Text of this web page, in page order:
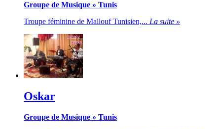
Groupe de Musique » Tunis
Troupe féminine de Mallouf Tunisien,... La suite »
Oskar
Groupe de Musique » Tunis